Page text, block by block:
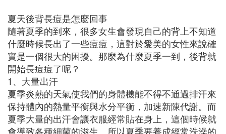
夏天後背長痘是怎麼回事
隨著夏季的到來，很多女生會發現自己的背上不知道
什麼時候長出了一些痘痘，這對於愛美的女性來說確
實是一個很大的困擾。那麼為什麼夏季一到，後背就
開始長痘痘了呢？
1、大量出汗
夏季炎熱的天氣使我們的身體機能不得不通過排汗來
保持體內的熱量平衡與水分平衡，加速新陳代謝。而
夏季大量的出汗會讓衣服經常貼在身上，這個時候就
會導致各種細菌的滋生。所以夏季要養成經常洗澡的